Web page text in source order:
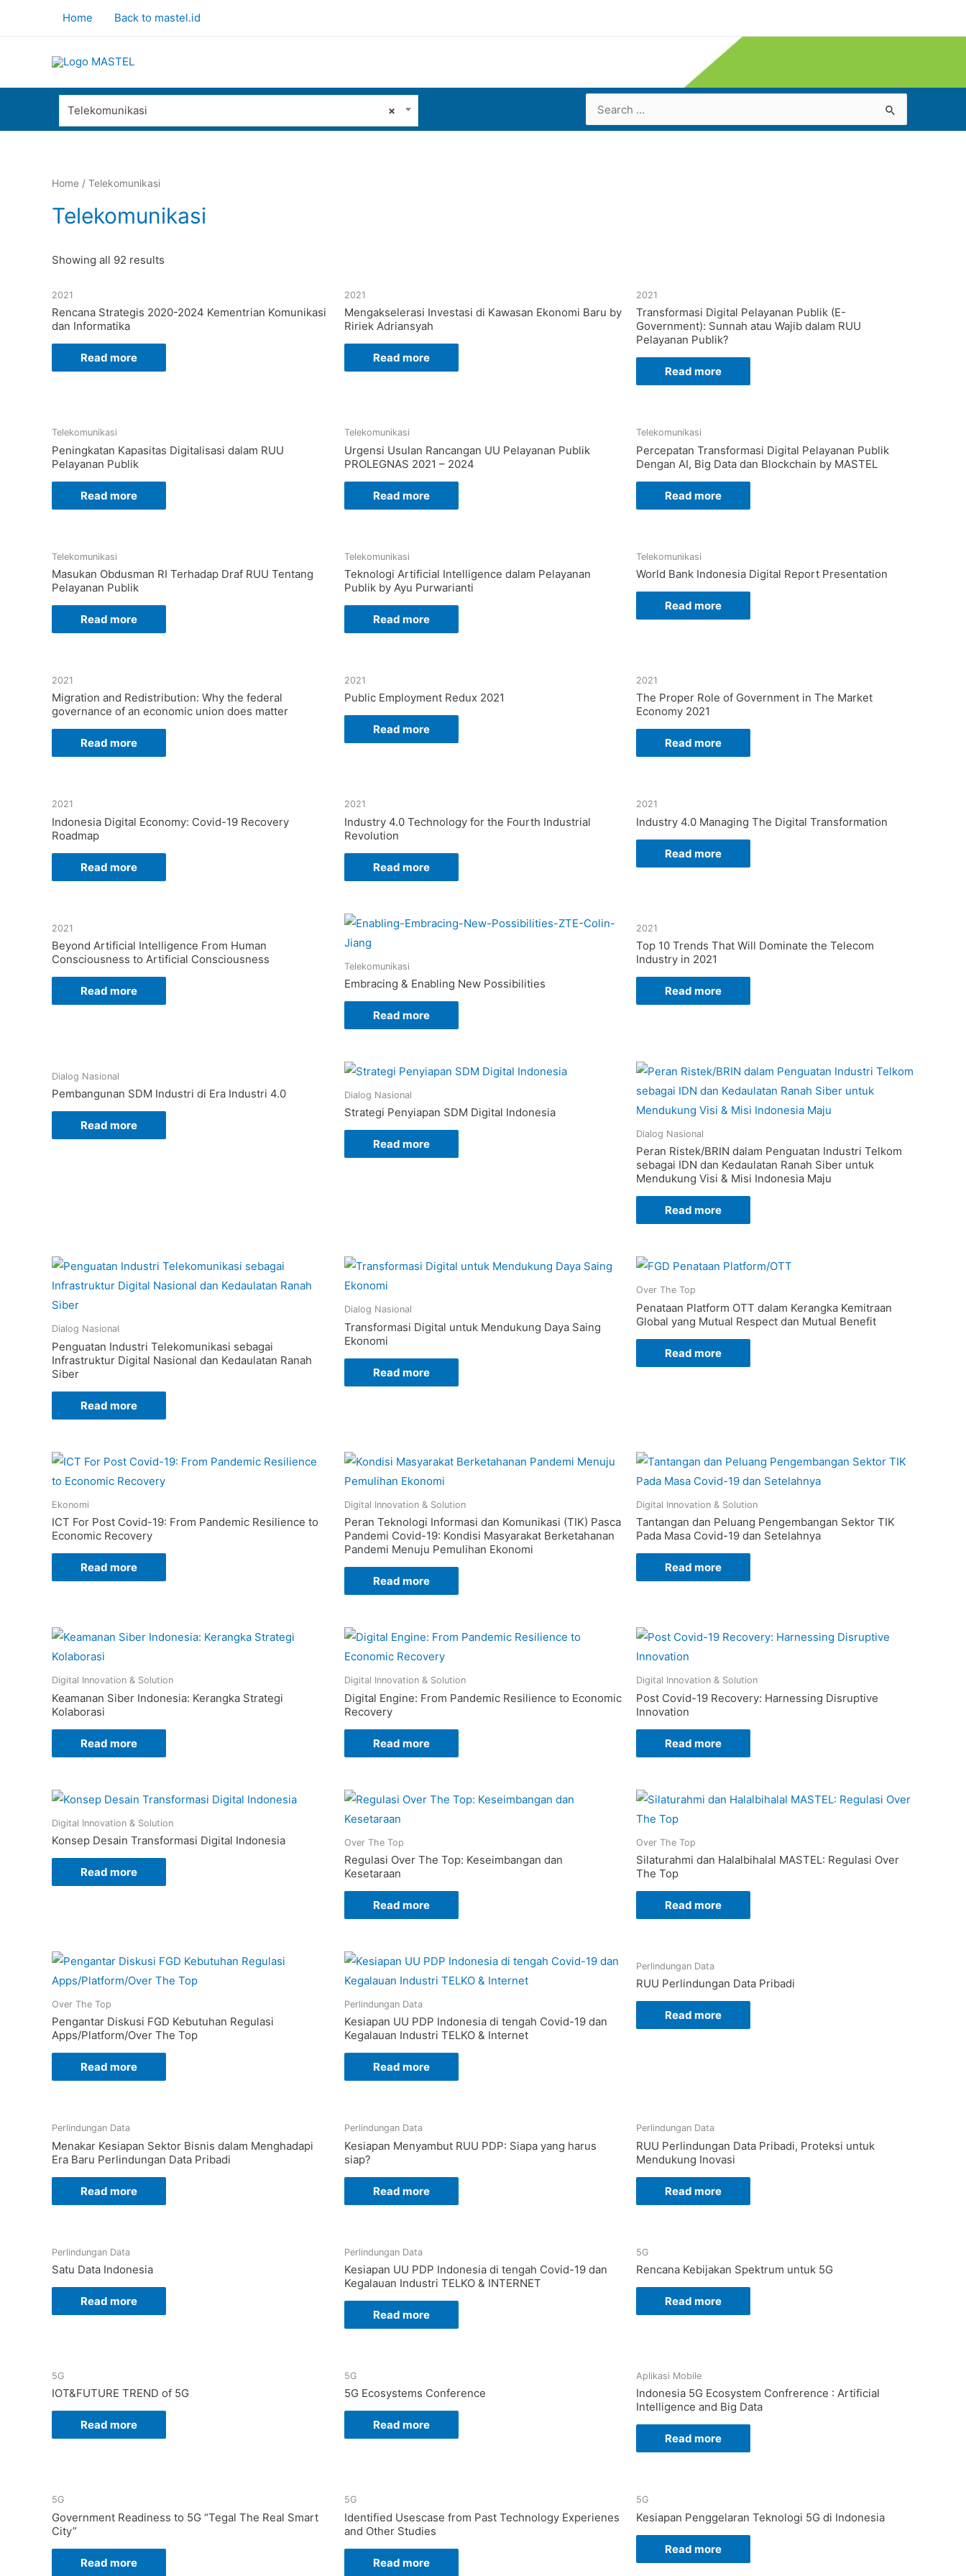
Home Back to mastel.id
×
Telekomunikasi
Search
for:
Home / Telekomunikasi
Telekomunikasi
Showing all 92 results
2021
Rencana Strategis 2020-2024 Kementrian Komunikasi
dan Informatika
Read more
2021
Mengakselerasi Investasi di Kawasan Ekonomi Baru by
Ririek Adriansyah
Read more
2021
Transformasi Digital Pelayanan Publik (E-
Government): Sunnah atau Wajib dalam RUU
Pelayanan Publik?
Read more
Telekomunikasi
Peningkatan Kapasitas Digitalisasi dalam RUU
Pelayanan Publik
Read more
Telekomunikasi
Urgensi Usulan Rancangan UU Pelayanan Publik
PROLEGNAS 2021 – 2024
Read more
Telekomunikasi
Percepatan Transformasi Digital Pelayanan Publik
Dengan AI, Big Data dan Blockchain by MASTEL
Read more
Telekomunikasi
Masukan Obdusman RI Terhadap Draf RUU Tentang
Pelayanan Publik
Read more
Telekomunikasi
Teknologi Artificial Intelligence dalam Pelayanan
Publik by Ayu Purwarianti
Read more
Telekomunikasi
World Bank Indonesia Digital Report Presentation
Read more
2021
Migration and Redistribution: Why the federal
governance of an economic union does matter
Read more
2021
Public Employment Redux 2021
Read more
2021
The Proper Role of Government in The Market
Economy 2021
Read more
2021
Indonesia Digital Economy: Covid-19 Recovery
Roadmap
Read more
2021
Industry 4.0 Technology for the Fourth Industrial
Revolution
Read more
2021
Industry 4.0 Managing The Digital Transformation
Read more
2021
Beyond Artificial Intelligence From Human
Consciousness to Artificial Consciousness
Read more
Telekomunikasi
Embracing & Enabling New Possibilities
Read more
2021
Top 10 Trends That Will Dominate the Telecom
Industry in 2021
Read more
Dialog Nasional
Pembangunan SDM Industri di Era Industri 4.0
Read more
Dialog Nasional
Strategi Penyiapan SDM Digital Indonesia
Read more
Dialog Nasional
Peran Ristek/BRIN dalam Penguatan Industri Telkom
sebagai IDN dan Kedaulatan Ranah Siber untuk
Mendukung Visi & Misi Indonesia Maju
Read more
Dialog Nasional
Penguatan Industri Telekomunikasi sebagai
Infrastruktur Digital Nasional dan Kedaulatan Ranah
Siber
Read more
Dialog Nasional
Transformasi Digital untuk Mendukung Daya Saing
Ekonomi
Read more
Over The Top
Penataan Platform OTT dalam Kerangka Kemitraan
Global yang Mutual Respect dan Mutual Benefit
Read more
Ekonomi
ICT For Post Covid-19: From Pandemic Resilience to
Economic Recovery
Read more
Digital Innovation & Solution
Peran Teknologi Informasi dan Komunikasi (TIK) Pasca
Pandemi Covid-19: Kondisi Masyarakat Berketahanan
Pandemi Menuju Pemulihan Ekonomi
Read more
Digital Innovation & Solution
Tantangan dan Peluang Pengembangan Sektor TIK
Pada Masa Covid-19 dan Setelahnya
Read more
Digital Innovation & Solution
Keamanan Siber Indonesia: Kerangka Strategi
Kolaborasi
Read more
Digital Innovation & Solution
Digital Engine: From Pandemic Resilience to Economic
Recovery
Read more
Digital Innovation & Solution
Post Covid-19 Recovery: Harnessing Disruptive
Innovation
Read more
Digital Innovation & Solution
Konsep Desain Transformasi Digital Indonesia
Read more
Over The Top
Regulasi Over The Top: Keseimbangan dan
Kesetaraan
Read more
Over The Top
Silaturahmi dan Halalbihalal MASTEL: Regulasi Over
The Top
Read more
Over The Top
Pengantar Diskusi FGD Kebutuhan Regulasi
Apps/Platform/Over The Top
Read more
Perlindungan Data
Kesiapan UU PDP Indonesia di tengah Covid-19 dan
Kegalauan Industri TELKO & Internet
Read more
Perlindungan Data
RUU Perlindungan Data Pribadi
Read more
Perlindungan Data
Menakar Kesiapan Sektor Bisnis dalam Menghadapi
Era Baru Perlindungan Data Pribadi
Read more
Perlindungan Data
Kesiapan Menyambut RUU PDP: Siapa yang harus
siap?
Read more
Perlindungan Data
RUU Perlindungan Data Pribadi, Proteksi untuk
Mendukung Inovasi
Read more
Perlindungan Data
Satu Data Indonesia
Read more
Perlindungan Data
Kesiapan UU PDP Indonesia di tengah Covid-19 dan
Kegalauan Industri TELKO & INTERNET
Read more
5G
Rencana Kebijakan Spektrum untuk 5G
Read more
5G
IOT&FUTURE TREND of 5G
Read more
5G
5G Ecosystems Conference
Read more
Aplikasi Mobile
Indonesia 5G Ecosystem Confrerence : Artificial
Intelligence and Big Data
Read more
5G
Government Readiness to 5G “Tegal The Real Smart
City”
Read more
5G
Identified Usescase from Past Technology Experienes
and Other Studies
Read more
5G
Kesiapan Penggelaran Teknologi 5G di Indonesia
Read more